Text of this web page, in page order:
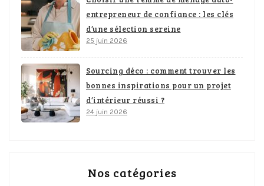
entrepreneur de confiance : les clés
d’une sélection sereine
25 juin 2026
Sourcing déco : comment trouver les
bonnes inspirations pour un projet
d’intérieur réussi ?
24 juin 2026
Nos catégories